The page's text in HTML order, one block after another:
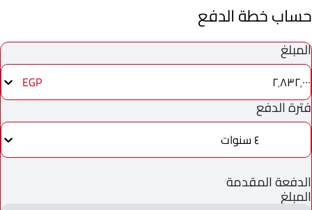
حساب خطة الدفع
المبلغ
٢٬٨٣٢٬٠٠٠ EGP
فترة الدفع
٤ سنوات
الدفعة المقدمة
المبلغ